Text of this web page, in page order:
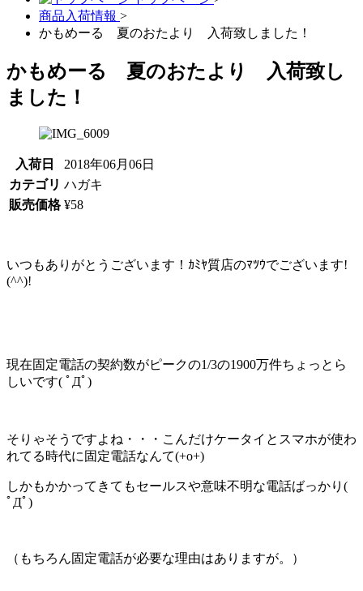
商品入荷情報 >
かもめーる 夏のおたより 入荷致しました！
かもめーる 夏のおたより 入荷致し
ました！
入荷日
2018年06月06日
カテゴリ ハガキ
販売価格 ¥58
いつもありがとうございます！ｶﾐﾔ質店のﾏﾂｳでございます!
(^^)!
現在固定電話の契約数がピークの1/3の1900万件ちょっとら
しいです( ﾟДﾟ)
そりゃそうですよね・・・こんだけケータイとスマホが使わ
れてる時代に固定電話なんて(+o+)
しかもかかってきてもセールスや意味不明な電話ばっかり(
ﾟДﾟ)
（もちろん固定電話が必要な理由はありますが。）